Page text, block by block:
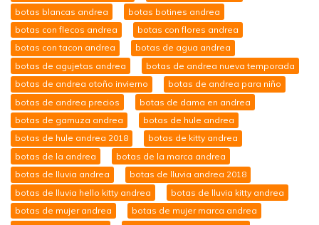
botas blancas andrea
botas botines andrea
botas con flecos andrea
botas con flores andrea
botas con tacon andrea
botas de agua andrea
botas de agujetas andrea
botas de andrea nueva temporada
botas de andrea otoño invierno
botas de andrea para niño
botas de andrea precios
botas de dama en andrea
botas de gamuza andrea
botas de hule andrea
botas de hule andrea 2018
botas de kitty andrea
botas de la andrea
botas de la marca andrea
botas de lluvia andrea
botas de lluvia andrea 2018
botas de lluvia hello kitty andrea
botas de lluvia kitty andrea
botas de mujer andrea
botas de mujer marca andrea